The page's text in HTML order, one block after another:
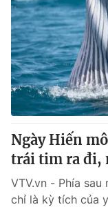
VTV Sức khoẻ
Thị trường 24h
VTV4
VTV9
Liên hệ tòa soạn
Ngày Hiến
trái tim ra đi,
VTV.vn - Phía
chỉ là kỳ tích của